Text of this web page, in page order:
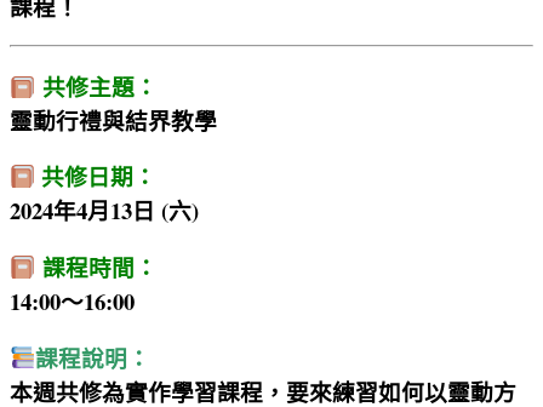
課程！
共修主題：
靈動行禮與結界教學
共修日期：
2024年4月13日 (六)
課程時間：
14:00～16:00
課程說明：
本週共修為實作學習課程，要來練習如何以靈動方